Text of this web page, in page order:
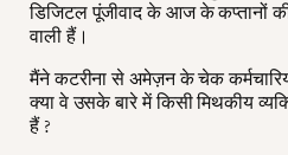
डिजिटल पूंजीवाद के आज के कप्तानों की
वाली हैं।
मैंने कटरीना से अमेज़न के चेक
क्या वे उसके बारे में किसी मिथकीय
हैं ?